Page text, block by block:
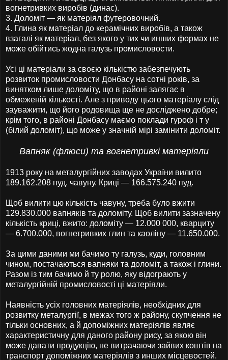
вогнетривких виробів (динас).
3. Доломіт — як матеріял футеровочний.
4. Глина як матеріал до керамічних виробів, а також
взагалі як матеріал, без якого у тих чи инших формах не
може обійтись жодна галузь промисловости.
Усі ці матеріали за своєю кількістю забезпечують
розвиток промисловости Донбасу на сотні років, за
винятком лише доломіту, що в районі залягає в
обмеженій кількості. Але з приводу цього матеріалу слід
зауважити, що його родовища ще не досліджено добре;
крім того, в районі Донбасу маємо поклади гуроф і т у
(білий доломіт), що може у значній мірі замінити доломіт.
Вапняк (флюси) та вогнетривкі матеріяли
1913 року на металургійних заводах України вилито
189.162.208 пуд. чавуну. Криці — 166.575.240 пуд.
Щоб вилити цю кількість чавуну, треба було вжити
129.830.000 вапняків та доломіту. Щоб вилити зазначену
кількість криці, вжито: доломіту — 12.000 000, кварциту
— 6.700.000, вогнетривких глин та каоліну — 11.650.000.
За цими даними ми бачимо ту галузь, куди, головним
чином, постачаються вапняки та доломіт, а також і глини.
Разом із тим бачимо й ту ролю, яку відограють у
металургійній промисловості ці матеріяли.
Наявність усіх головних матеріялів, необхідних для
розвитку металургії, в межах того ж району, скупчення не
тільки основних, а й допоміжних матеріялів являє
характеристичну для даного району рису, за якою він
може давати продукцію, не витрачаючи зайвих коштів на
транспорт допоміжних матеріялів з инших місцевостей.